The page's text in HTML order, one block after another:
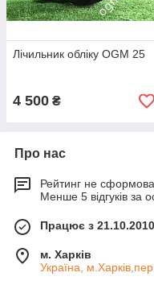
Лічильник обліку OGM 25
4 500 ₴
Про нас
Рейтинг не
Менше 5 відгуків за
Працює з 21.10.2010
м. Харків
Україна,